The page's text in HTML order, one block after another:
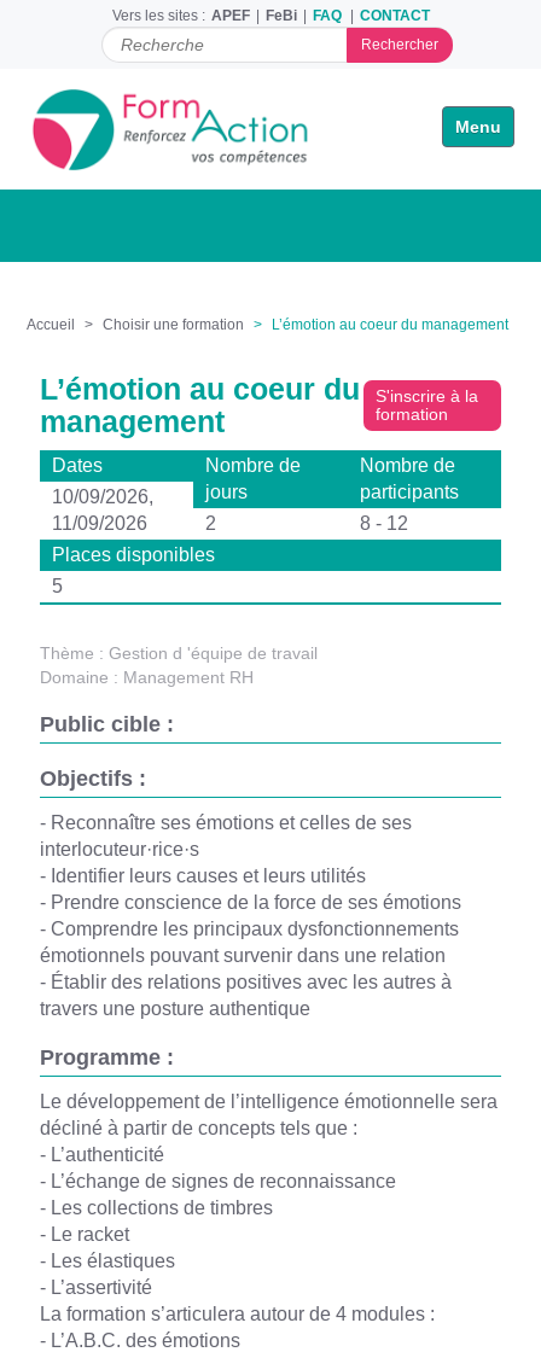
Vers les sites : APEF FeBi FAQ CONTACT
C
h
r
Toggle
Accueil Choisir une formation L’émotion au coeur du management
L’émotion au coeur du
management
S'inscrire à la
formation
Dates
10/09/2026,
11/09/2026
Nombre de
jours
2
Nombre de
participants
8 - 12
Places disponibles
5
Thème : Gestion d 'équipe de travail
Domaine : Management RH
Public cible :
Objectifs :
- Reconnaître ses émotions et celles de ses
interlocuteur·rice·s
- Identifier leurs causes et leurs utilités
- Prendre conscience de la force de ses émotions
- Comprendre les principaux dysfonctionnements
émotionnels pouvant survenir dans une relation
- Établir des relations positives avec les autres à
travers une posture authentique
Programme :
Le développement de l’intelligence émotionnelle sera
décliné à partir de concepts tels que :
- L’authenticité
- L’échange de signes de reconnaissance
- Les collections de timbres
- Le racket
- Les élastiques
- L’assertivité
La formation s’articulera autour de 4 modules :
- L’A.B.C. des émotions